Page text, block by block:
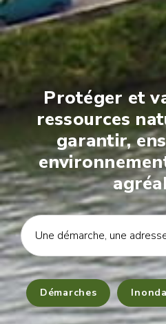
Protéger et
ressources
garantir,
Démarches